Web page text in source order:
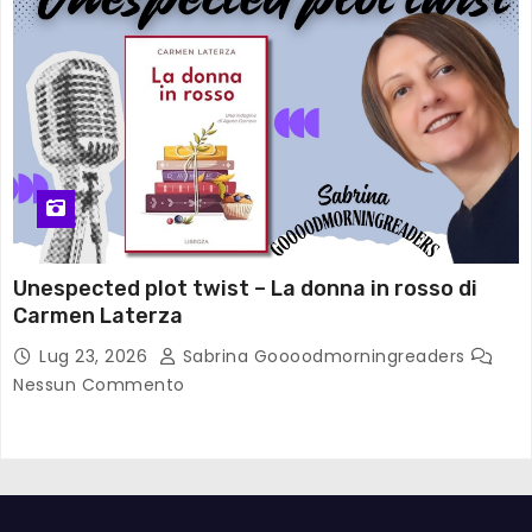
Unespected plot twist – La donna in rosso di
Carmen Laterza
Lug 23, 2026
Sabrina Goooodmorningreaders
Nessun Commento